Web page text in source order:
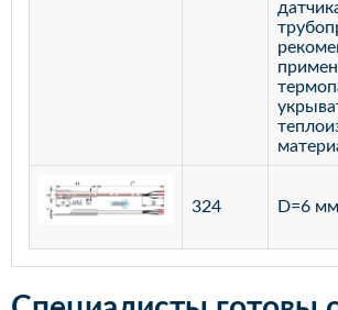
324 D=6 мм